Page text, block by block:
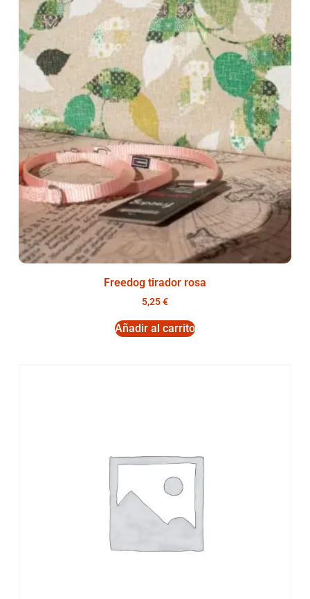
Freedog tirador rosa
5,25€
Añadir al carrito